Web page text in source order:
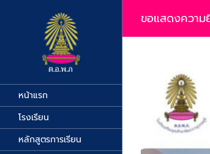
หน้าแรก
โรงเรียน
หลักสูตรการเรียน
ขอแสดงควา